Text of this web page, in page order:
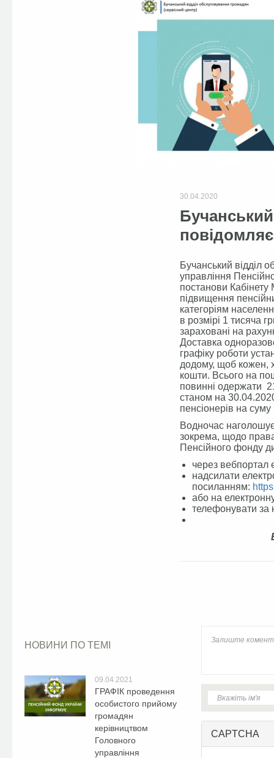
30.04.2020
Бучанський відділ
управління
постанови Кабінету
підвищення
категоріям
в розмірі 1 тисяча
зараховані на
Доставка
графіку роботи
додому, щоб кожен,
кошти. Всього на
повинні одержати
станом на
пенсіонерів на
Водночас
зокрема, щодо
Пенсійного фонду
через вебпортал
надсилати
посиланням:
або на
телефонувати за
НОВИНИ ПО ТЕМІ
09.04.2021
ГРАФІК проведення
особистого прийому
громадян
керівництвом
Головного
управління
CAPTCHA